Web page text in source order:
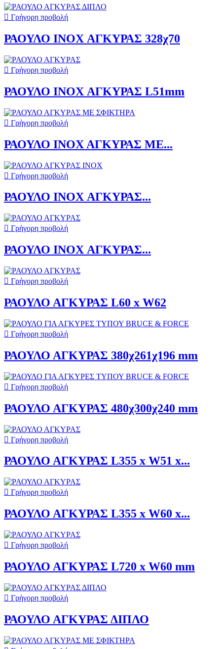
 Γρήγορη προβολή
ΡΑΟΥΛΟ INOX ΑΓΚΥΡΑΣ 328χ70
 Γρήγορη προβολή
ΡΑΟΥΛΟ INOX ΑΓΚΥΡΑΣ L51mm
 Γρήγορη προβολή
ΡΑΟΥΛΟ ΙΝΟΧ ΑΓΚΥΡΑΣ ΜΕ...
 Γρήγορη προβολή
ΡΑΟΥΛΟ INOX ΑΓΚΥΡΑΣ...
 Γρήγορη προβολή
ΡΑΟΥΛΟ INOX ΑΓΚΥΡΑΣ...
 Γρήγορη προβολή
ΡΑΟΥΛΟ ΑΓΚΥΡΑΣ L60 x W62
 Γρήγορη προβολή
ΡΑΟΥΛΟ ΑΓΚΥΡΑΣ 380χ261χ196 mm
 Γρήγορη προβολή
ΡΑΟΥΛΟ ΑΓΚΥΡΑΣ 480χ300χ240 mm
 Γρήγορη προβολή
ΡΑΟΥΛΟ ΑΓΚΥΡΑΣ L355 x W51 x...
 Γρήγορη προβολή
ΡΑΟΥΛΟ ΑΓΚΥΡΑΣ L355 x W60 x...
 Γρήγορη προβολή
ΡΑΟΥΛΟ ΑΓΚΥΡΑΣ L720 x W60 mm
 Γρήγορη προβολή
ΡΑΟΥΛΟ ΑΓΚΥΡΑΣ ΔΙΠΛΟ